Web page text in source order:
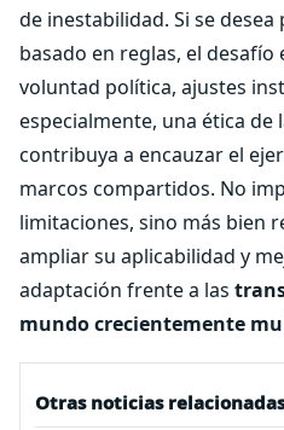
de inestabilidad. Si se
basado en reglas, el
voluntad política, ajustes
especialmente, una ética
contribuya a encauzar el
marcos compartidos. No
limitaciones, sino más bien
ampliar su aplicabilidad y
adaptación frente a las
mundo crecientemente
Otras noticias relacionadas